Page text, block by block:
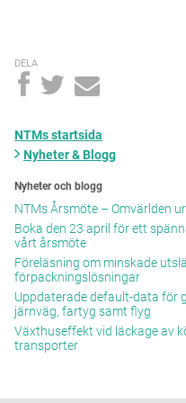
DELA
NTMs startsida
Nyheter & Blogg
Nyheter och blogg
NTMs Årsmöte – Omvärlden
Boka den 23 april för ett
vårt årsmöte
Föreläsning om minskade
förpackningslösningar
Uppdaterade default-data för
järnväg, fartyg samt flyg
Växthuseffekt vid läckage av
transporter